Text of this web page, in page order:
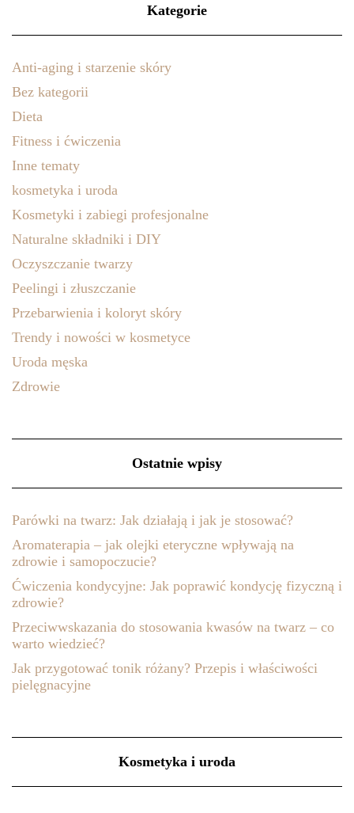
Kategorie
Anti-aging i starzenie skóry
Bez kategorii
Dieta
Fitness i ćwiczenia
Inne tematy
kosmetyka i uroda
Kosmetyki i zabiegi profesjonalne
Naturalne składniki i DIY
Oczyszczanie twarzy
Peelingi i złuszczanie
Przebarwienia i koloryt skóry
Trendy i nowości w kosmetyce
Uroda męska
Zdrowie
Ostatnie wpisy
Parówki na twarz: Jak działają i jak je stosować?
Aromaterapia – jak olejki eteryczne wpływają na
zdrowie i samopoczucie?
Ćwiczenia kondycyjne: Jak poprawić kondycję fizyczną i
zdrowie?
Przeciwwskazania do stosowania kwasów na twarz – co
warto wiedzieć?
Jak przygotować tonik różany? Przepis i właściwości
pielęgnacyjne
Kosmetyka i uroda